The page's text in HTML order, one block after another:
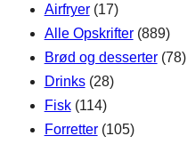
Airfryer(17)
Alle Opskrifter(889)
Brød og desserter(78)
Drinks(28)
Fisk(114)
Forretter(105)